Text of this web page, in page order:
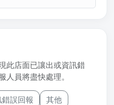
此店面已讓出或資訊錯
員將盡快處理。
誤回報 其他